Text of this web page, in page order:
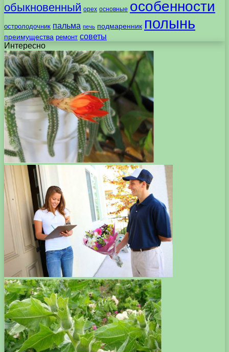
обыкновенный орех основные особенности
остролодочник пальма печь подмаренник полынь
преимущества ремонт советы
Интересно